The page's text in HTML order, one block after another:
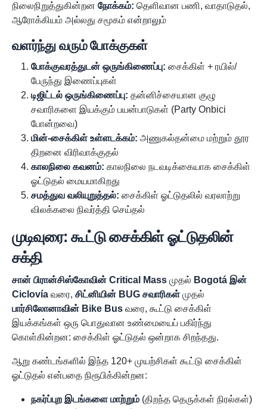
நிலைநிறுத்துகின்றன நோக்கம்: தெளிவான பணி, வாதாடுதல்,
ஆரோக்கியம் அல்லது சமூகம் என்றாலும்
வளர்ந்து வரும் போக்குகள்
போக்குவரத்துடன் ஒருங்கிணைப்பு: சைக்கிள் + ரயில்/
பேருந்து இணைப்புகள்
டிஜிட்டல் ஒருங்கிணைப்பு: தன்னிச்சையான குழு
சவாரிகளை இயக்கும் பயன்பாடுகள் (Party Onbici
போன்றவை)
மின்-சைக்கிள் உள்ளடக்கம்: அணுகல்தன்மை மற்றும் தூர
திறனை விரிவாக்குதல்
காலநிலை கவனம்: காலநிலை நடவடிக்கையாக சைக்கிள்
ஓட்டுதல் மையமாகிறது
சமத்துவ வலியுறுத்தல்: சைக்கிள் ஓட்டுதலில் வரலாற்று
விலக்கலை நிவர்த்தி செய்தல்
முடிவுரை: கூட்டு சைக்கிள் ஓட்டுதலின்
சக்தி
சான் பிரான்சிஸ்கோவின் Critical Mass முதல் Bogotá இன்
Ciclovía வரை, சிட்னியின் BUG சவாரிகள் முதல்
பார்சிலோனாவின் Bike Bus வரை, கூட்டு சைக்கிள்
இயக்கங்கள் ஒரு பொதுவான உண்மையைப் பகிர்ந்து
கொள்கின்றன: சைக்கிள் ஓட்டுதல் ஒன்றாக சிறந்தது.
ஆறு கண்டங்களில் இந்த 120+ முயற்சிகள் கூட்டு சைக்கிள்
ஓட்டுதல் என்பதை நிரூபிக்கின்றன:
நகர்ப்புற இடங்களை மாற்றும் (திறந்த தெருக்கள் நிரல்கள்)